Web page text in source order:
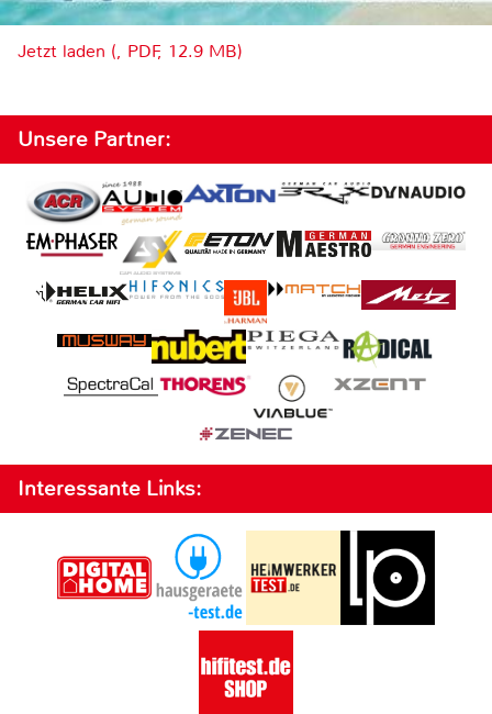
Jetzt laden (, PDF, 12.9 MB)
Unsere Partner:
Interessante Links: